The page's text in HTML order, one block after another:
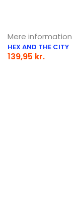
Mere information
HEX AND THE CITY
139,95 kr.